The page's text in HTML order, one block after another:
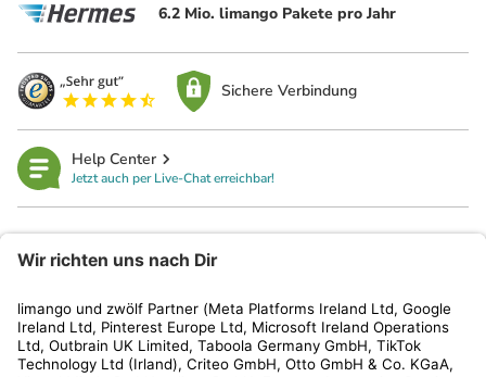
6.2 Mio. limango Pakete pro Jahr
Sichere Verbindung
Help Center
Jetzt auch per Live-Chat erreichbar!
Kundenservice